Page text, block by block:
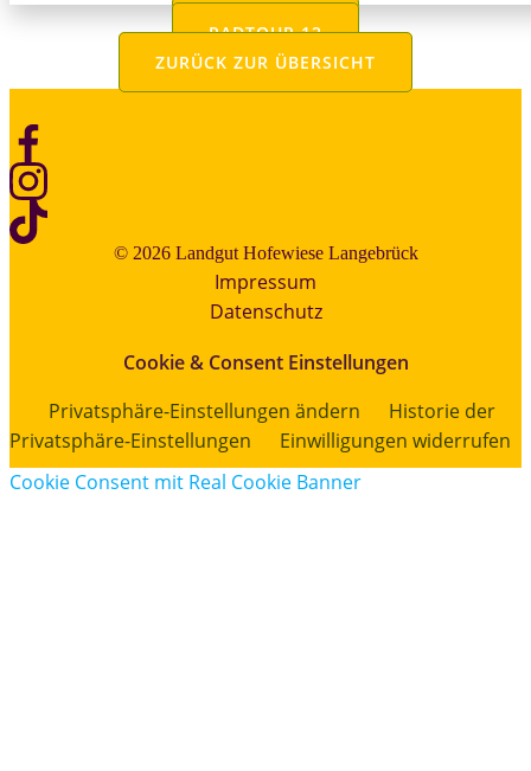
RADTOUR 10
RADTOUR 12
ZURÜCK ZUR ÜBERSICHT
© 2026 Landgut Hofewiese Langebrück
Impressum
Datenschutz
Cookie & Consent Einstellungen
Privatsphäre-Einstellungen ändern
Historie der
Privatsphäre-Einstellungen
Einwilligungen widerrufen
Cookie Consent mit Real Cookie Banner